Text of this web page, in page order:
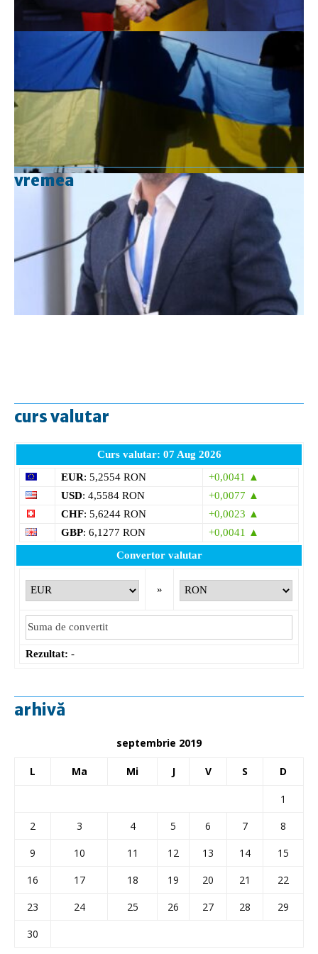
vremea
curs valutar
Curs valutar: 07 Aug 2026
EUR: 5,2554 RON
+0,0041 ▲
USD: 4,5584 RON
+0,0077 ▲
CHF: 5,6244 RON
+0,0023 ▲
GBP: 6,1277 RON
+0,0041 ▲
Convertor valutar
»
Rezultat: -
arhivă
septembrie 2019
L Ma Mi J V S D
1
2
3 4 5 6 7
8
9
10 11 12 13 14
15
16
17 18 19 20 21
22
23
24 25 26 27 28
29
30